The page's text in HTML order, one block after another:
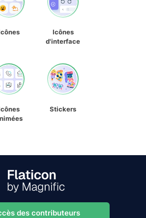
Icônes
d'interface
Stickers
des contributeurs